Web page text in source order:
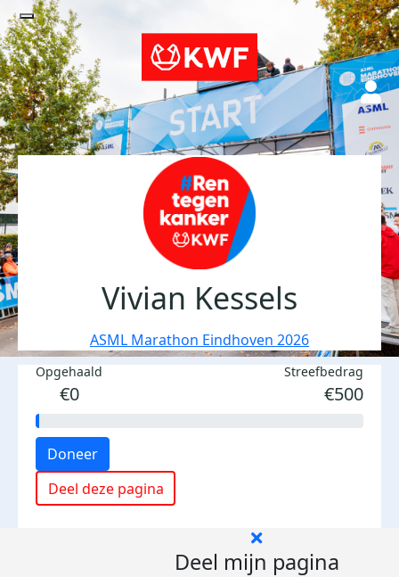
Vivian Kessels
ASML Marathon Eindhoven 2026
Opgehaald
€0
Streefbedrag
€500
Doneer
Deel deze pagina
Deel mijn pagina